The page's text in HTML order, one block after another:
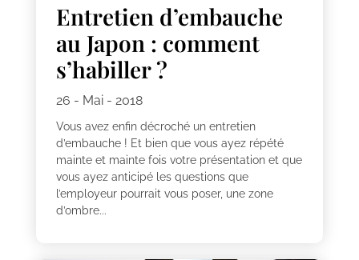
Entretien d’embauche
au Japon : comment
s’habiller ?
26 - Mai - 2018
Vous avez enfin décroché un entretien
d’embauche ! Et bien que vous ayez répété
mainte et mainte fois votre présentation et que
vous ayez anticipé les questions que
l’employeur pourrait vous poser, une zone
d’ombre...